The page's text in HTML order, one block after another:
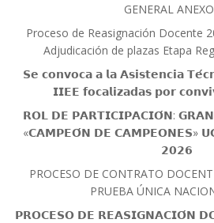
GENERAL
Proceso de Reasignación Docente
Adjudicación de plazas Etapa
𝗦𝗲 𝗰𝗼𝗻𝘃𝗼𝗰𝗮 𝗮 𝗹𝗮 𝗔𝘀𝗶𝘀𝘁𝗲𝗻𝗰𝗶𝗮
𝗜𝗜𝗘𝗘 𝗳𝗼𝗰𝗮𝗹𝗶𝘇𝗮𝗱𝗮𝘀 𝗽𝗼𝗿
𝗥𝗢𝗟 𝗗𝗘 𝗣𝗔𝗥𝗧𝗜𝗖𝗜𝗣𝗔𝗖𝗜𝗢́𝗡:
«𝗖𝗔𝗠𝗣𝗘𝗢́𝗡 𝗗𝗘 𝗖𝗔𝗠𝗣𝗘𝗢𝗡𝗘𝗦»
𝟮𝟬𝟮𝟲
PROCESO DE CONTRATO
PRUEBA ÚNICA
𝗣𝗥𝗢𝗖𝗘𝗦𝗢 𝗗𝗘 𝗥𝗘𝗔𝗦𝗜𝗚𝗡𝗔𝗖𝗜𝗢́𝗡